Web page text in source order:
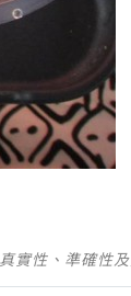
實性、準確性